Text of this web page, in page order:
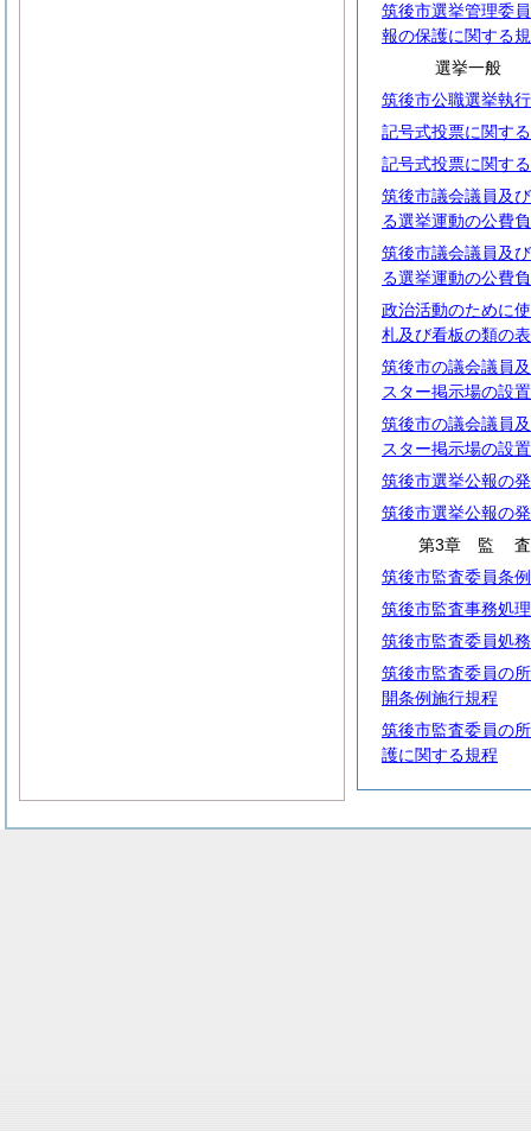
筑後市選挙管理委
報の保護に関する
選挙一般
筑後市公職選挙執
記号式投票に関す
記号式投票に関す
筑後市議会議員及
る選挙運動の公費
筑後市議会議員及
る選挙運動の公費
政治活動のために
札及び看板の類の
筑後市の議会議員
スター掲示場の設
筑後市の議会議員
スター掲示場の設
筑後市選挙公報の
筑後市選挙公報の
第3章 監査
筑後市監査委員条例
筑後市監査事務処
筑後市監査委員処
筑後市監査委員の
開条例施行規程
筑後市監査委員の
護に関する規程